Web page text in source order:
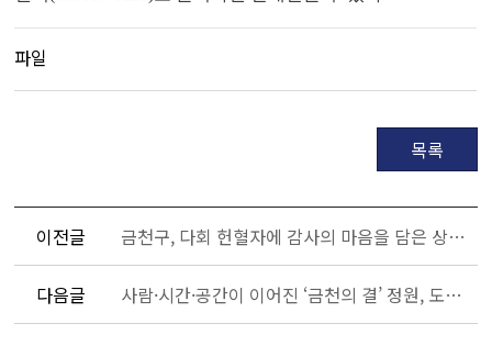
파일
목록
이전글 금천구, 다회 헌혈자에 감사의 마음을 담은 상품권 지급
다음글 사람·시간·공간이 이어진 ‘금천의 결’ 정원, 도하공원 내 조성